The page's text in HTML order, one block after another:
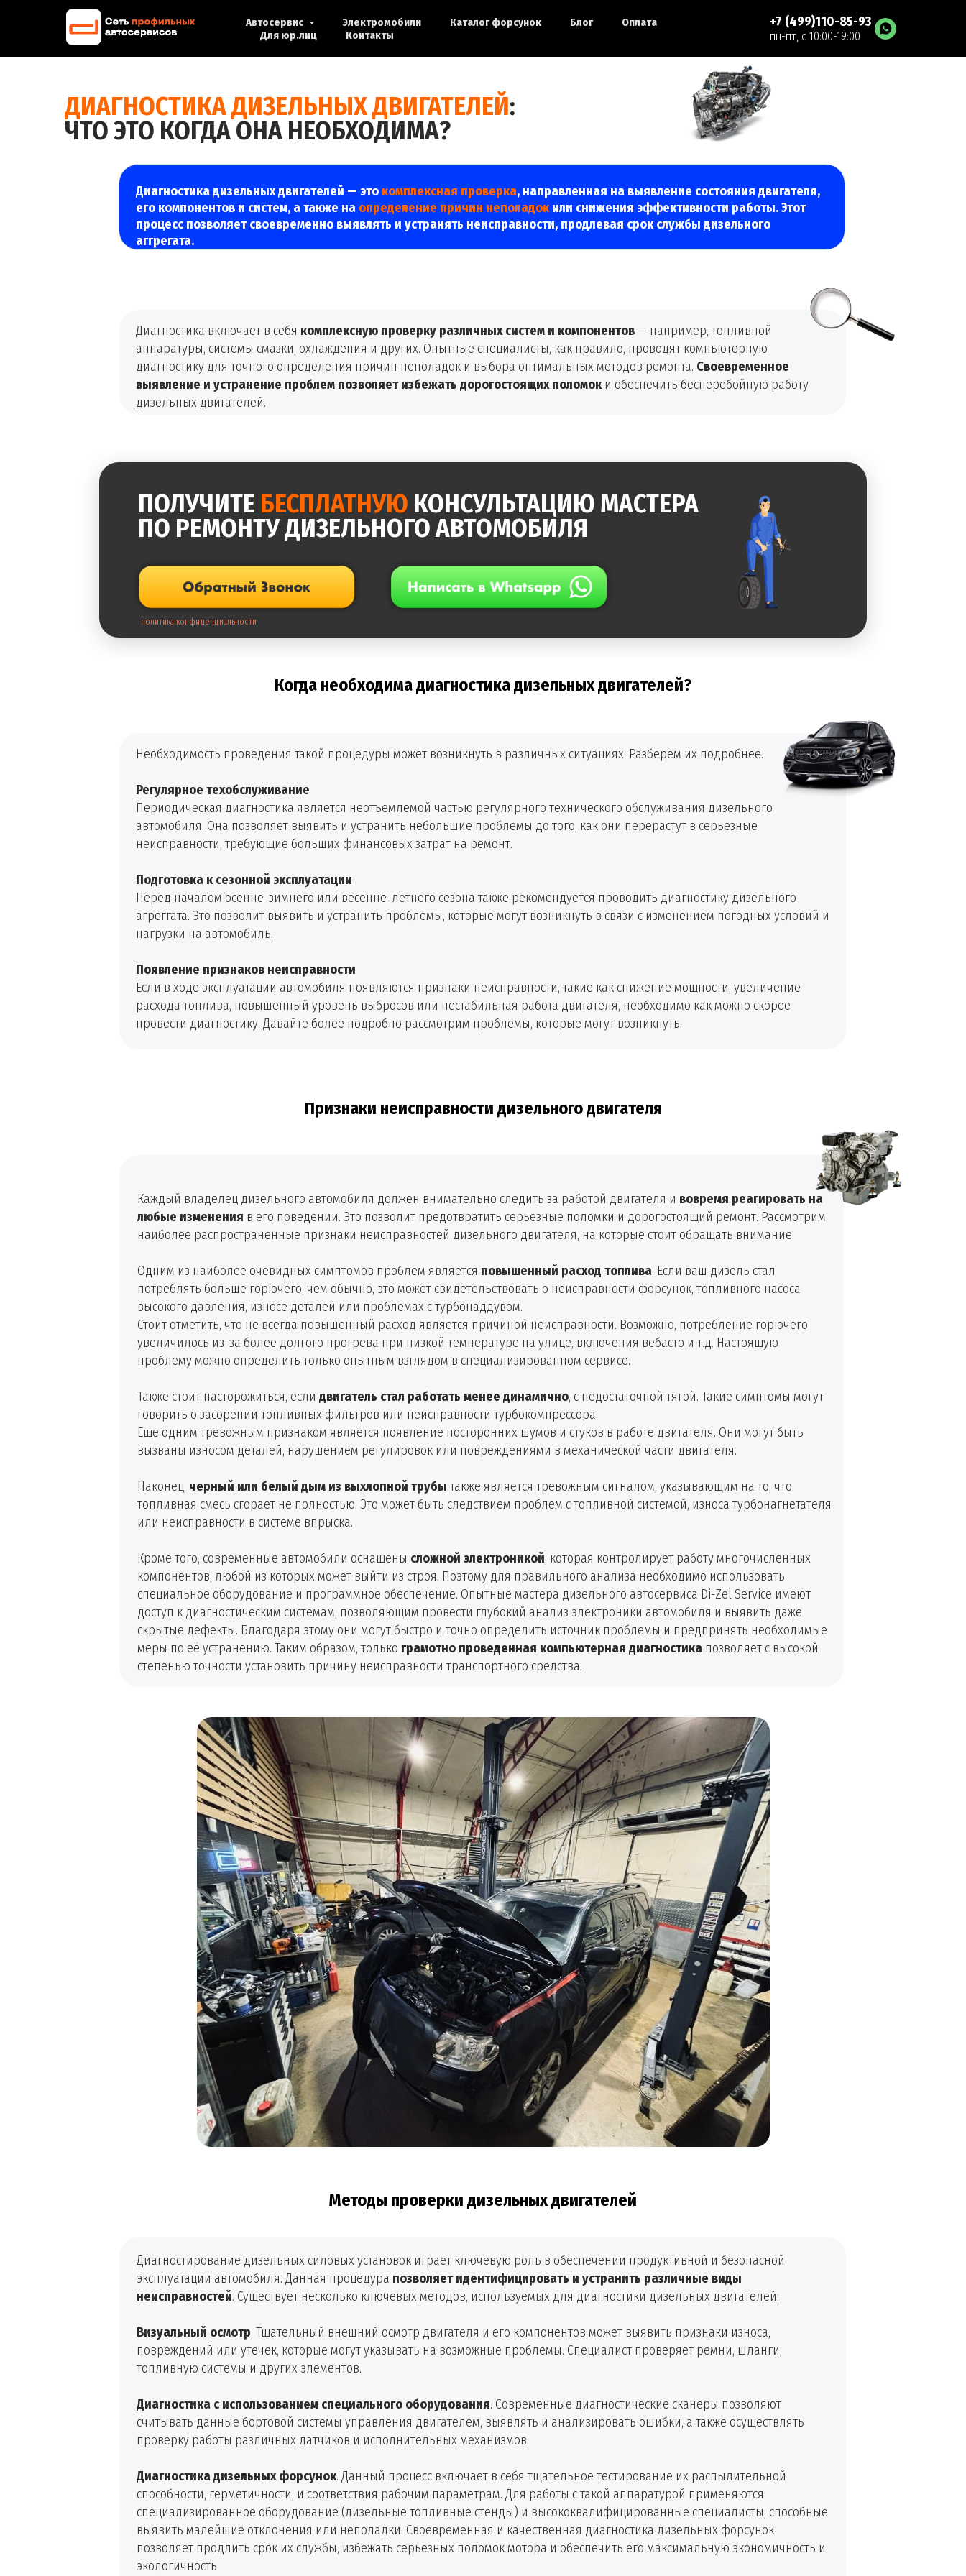
Автосервис Электромобили Каталог форсунок Блог
Оплата
Для юр.лиц
Контакты
+7 (499)110-85-93
пн-пт, с 10:00-19:00
ДИАГНОСТИКА ДИЗЕЛЬНЫХ ДВИГАТЕЛЕЙ:
ЧТО ЭТО КОГДА ОНА НЕОБХОДИМА?
Диагностика дизельных двигателей — это комплексная проверка, направленная на выявление состояния двигателя,
его компонентов и систем, а также на определение причин неполадок или снижения эффективности работы. Этот
процесс позволяет своевременно выявлять и устранять неисправности, продлевая срок службы дизельного
аггрегата.
Диагностика включает в себя комплексную проверку различных систем и компонентов— например, топливной
аппаратуры, системы смазки, охлаждения и других. Опытные специалисты, как правило, проводят компьютерную
диагностику для точного определения причин неполадок и выбора оптимальных методов ремонта. Своевременное
выявление и устранение проблем позволяет избежать дорогостоящих поломок и обеспечить бесперебойную работу
дизельных двигателей.
ПОЛУЧИТЕ БЕСПЛАТНУЮ КОНСУЛЬТАЦИЮ МАСТЕРА
ПО РЕМОНТУ ДИЗЕЛЬНОГО АВТОМОБИЛЯ
политика конфиденциальности
Когда необходима диагностика дизельных двигателей?
Необходимость проведения такой процедуры может возникнуть в различных ситуациях. Разберем их подробнее.
Регулярное техобслуживание
Периодическая диагностика является неотъемлемой частью регулярного технического обслуживания дизельного
автомобиля. Она позволяет выявить и устранить небольшие проблемы до того, как они перерастут в серьезные
неисправности, требующие больших финансовых затрат на ремонт.
Подготовка к сезонной эксплуатации
Перед началом осенне-зимнего или весенне-летнего сезона также рекомендуется проводить диагностику дизельного
агреггата. Это позволит выявить и устранить проблемы, которые могут возникнуть в связи с изменением погодных условий и
нагрузки на автомобиль.
Появление признаков неисправности
Если в ходе эксплуатации автомобиля появляются признаки неисправности, такие как снижение мощности, увеличение
расхода топлива, повышенный уровень выбросов или нестабильная работа двигателя, необходимо как можно скорее
провести диагностику. Давайте более подробно рассмотрим проблемы, которые могут возникнуть.
Признаки неисправности дизельного двигателя
Каждый владелец дизельного автомобиля должен внимательно следить за работой двигателя и вовремя реагировать на
любые изменения в его поведении. Это позволит предотвратить серьезные поломки и дорогостоящий ремонт. Рассмотрим
наиболее распространенные признаки неисправностей дизельного двигателя, на которые стоит обращать внимание.
Одним из наиболее очевидных симптомов проблем является повышенный расход топлива. Если ваш дизель стал
потреблять больше горючего, чем обычно, это может свидетельствовать о неисправности форсунок, топливного насоса
высокого давления, износе деталей или проблемах с турбонаддувом.
Стоит отметить, что не всегда повышенный расход является причиной неисправности. Возможно, потребление горючего
увеличилось из-за более долгого прогрева при низкой температуре на улице, включения вебасто и т.д. Настоящую
проблему можно определить только опытным взглядом в специализированном сервисе.
Также стоит насторожиться, если двигатель стал работать менее динамично, с недостаточной тягой. Такие симптомы могут
говорить о засорении топливных фильтров или неисправности турбокомпрессора.
Еще одним тревожным признаком является появление посторонних шумов и стуков в работе двигателя. Они могут быть
вызваны износом деталей, нарушением регулировок или повреждениями в механической части двигателя.
Наконец, черный или белый дым из выхлопной трубы также является тревожным сигналом, указывающим на то, что
топливная смесь сгорает не полностью. Это может быть следствием проблем с топливной системой, износа турбонагнетателя
или неисправности в системе впрыска.
Кроме того, современные автомобили оснащены сложной электроникой, которая контролирует работу многочисленных
компонентов, любой из которых может выйти из строя. Поэтому для правильного анализа необходимо использовать
специальное оборудование и программное обеспечение. Опытные мастера дизельного автосервиса Di-Zel Service имеют
доступ к диагностическим системам, позволяющим провести глубокий анализ электроники автомобиля и выявить даже
скрытые дефекты. Благодаря этому они могут быстро и точно определить источник проблемы и предпринять необходимые
меры по её устранению. Таким образом, только грамотно проведенная компьютерная диагностика позволяет с высокой
степенью точности установить причину неисправности транспортного средства.
Методы проверки дизельных двигателей
Диагностирование дизельных силовых установок играет ключевую роль в обеспечении продуктивной и безопасной
эксплуатации автомобиля. Данная процедура позволяет идентифицировать и устранить различные виды
неисправностей. Существует несколько ключевых методов, используемых для диагностики дизельных двигателей:
Визуальный осмотр. Тщательный внешний осмотр двигателя и его компонентов может выявить признаки износа,
повреждений или утечек, которые могут указывать на возможные проблемы. Специалист проверяет ремни, шланги,
топливную системы и других элементов.
Диагностика с использованием специального оборудования. Современные диагностические сканеры позволяют
считывать данные бортовой системы управления двигателем, выявлять и анализировать ошибки, а также осуществлять
проверку работы различных датчиков и исполнительных механизмов.
Диагностика дизельных форсунок. Данный процесс включает в себя тщательное тестирование их распылительной
способности, герметичности, и соответствия рабочим параметрам. Для работы с такой аппаратурой применяются
специализированное оборудование (дизельные топливные стенды) и высококвалифицированные специалисты, способные
выявить малейшие отклонения или неполадки. Своевременная и качественная диагностика дизельных форсунок
позволяет продлить срок их службы, избежать серьезных поломок мотора и обеспечить его максимальную экономичность и
экологичность.